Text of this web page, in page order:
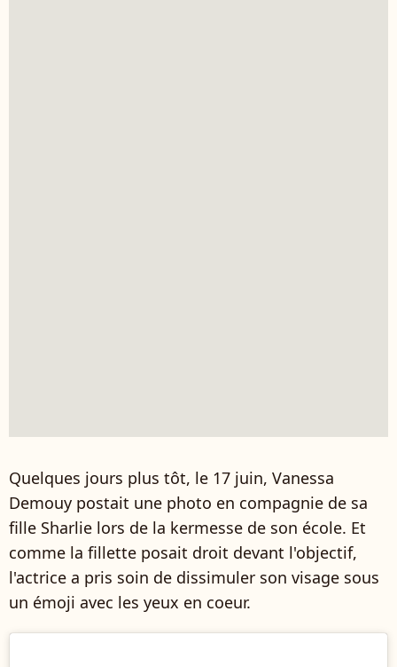
Quelques jours plus tôt, le 17 juin, Vanessa
Demouy postait une photo en compagnie de sa
fille Sharlie lors de la kermesse de son école. Et
comme la fillette posait droit devant l'objectif,
l'actrice a pris soin de dissimuler son visage sous
un émoji avec les yeux en coeur.